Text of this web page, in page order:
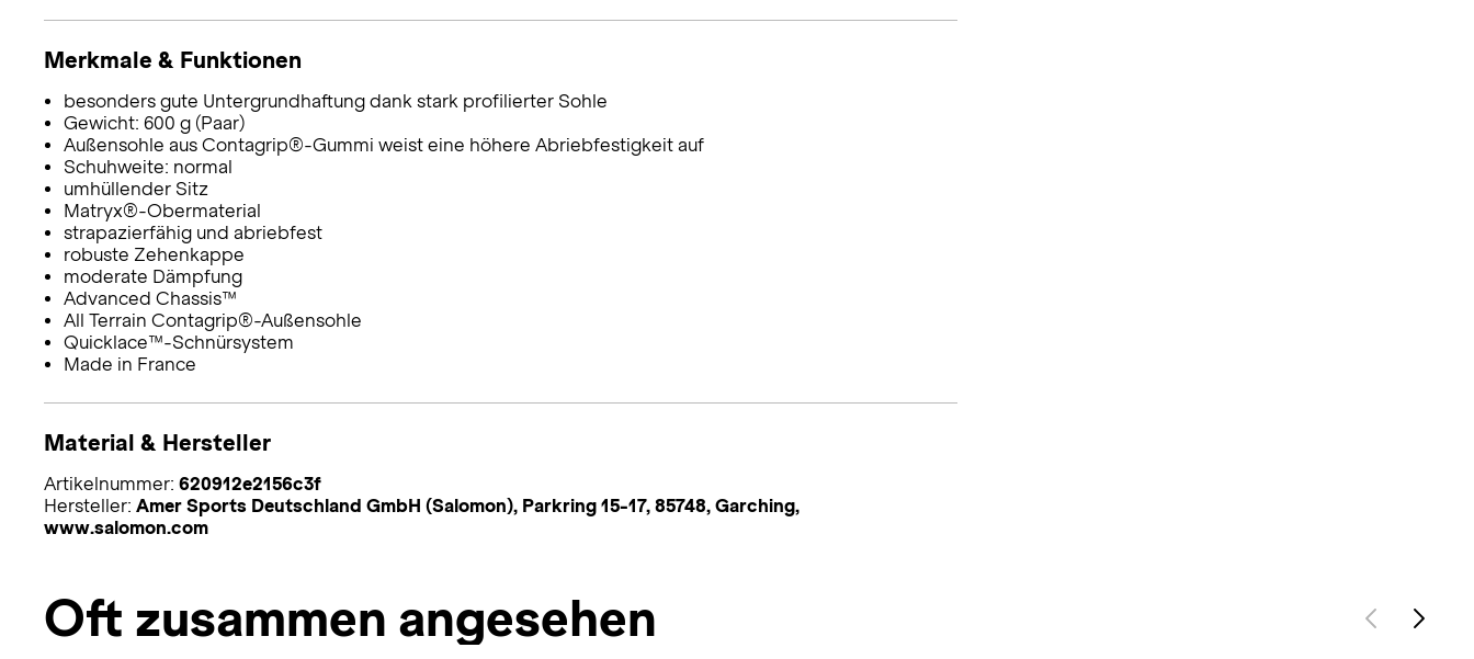
Merkmale & Funktionen
besonders gute Untergrundhaftung dank stark profilierter Sohle
Gewicht: 600 g (Paar)
Außensohle aus Contagrip®-Gummi weist eine höhere Abriebfestigkeit auf
Schuhweite: normal
umhüllender Sitz
Matryx®-Obermaterial
strapazierfähig und abriebfest
robuste Zehenkappe
moderate Dämpfung
Advanced Chassis™
All Terrain Contagrip®-Außensohle
Quicklace™-Schnürsystem
Made in France
Material & Hersteller
Artikelnummer: 620912e2156c3f
Hersteller: Amer Sports Deutschland GmbH (Salomon), Parkring 15-17, 85748, Garching,
www.salomon.com
Oft zusammen angesehen